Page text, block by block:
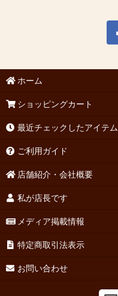
ホーム
ショッピングカート
最近チェックしたアイテム
ご利用ガイド
店舗紹介・会社概要
私が店長です
メディア掲載情報
特定商取引法表示
お問い合わせ